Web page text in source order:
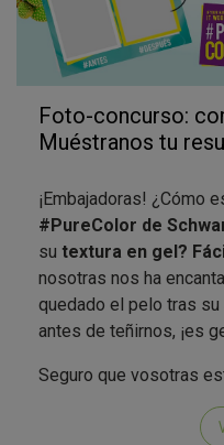
Foto-concurso:
Muéstranos tu
¡Embajadoras! ¿Cómo
#PureColor de
su textura en gel?
nosotras nos ha
quedado el pelo tras
antes de teñirnos, ¡es
Seguro que vosotras
estamos deseando que